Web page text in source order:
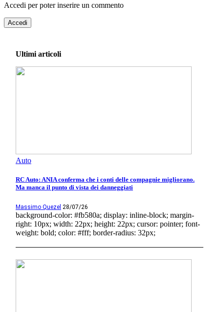
Accedi per poter inserire un commento
Accedi
Ultimi articoli
Auto
RC Auto: ANIA conferma che i conti delle compagnie migliorano.
Ma manca il punto di vista dei danneggiati
Massimo Quezel 28/07/26
background-color: #fb580a; display: inline-block; margin-
right: 10px; width: 22px; height: 22px; cursor: pointer; font-
weight: bold; color: #fff; border-radius: 32px;